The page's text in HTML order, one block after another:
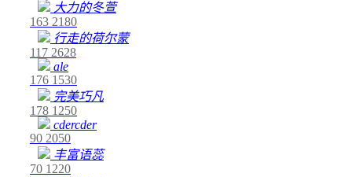
大力的冬萱
163 2180
行走的荷尔蒙
117 2628
ale
176 1530
完美巧凡
178 1250
cdercder
90 2050
丰富语蕊
70 1220